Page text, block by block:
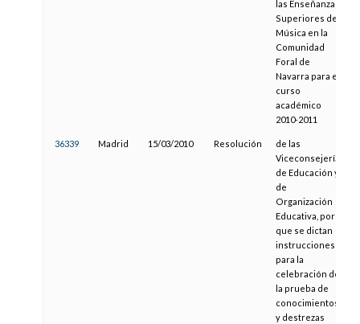
las Enseñanzas
Superiores de
Música en la
Comunidad
Foral de
Navarra para el
curso
académico
2010-2011
36339 Madrid 15/03/2010 Resolución
de las
Viceconsejerías
de Educación y
de
Organización
Educativa, por la
que se dictan
instrucciones
para la
celebración de
la prueba de
conocimientos
y destrezas